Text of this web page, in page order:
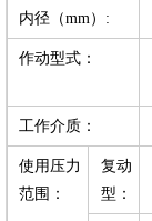
内径（mm）:
作动型式：
工作介质：
使用压力
范围：
复动
型：